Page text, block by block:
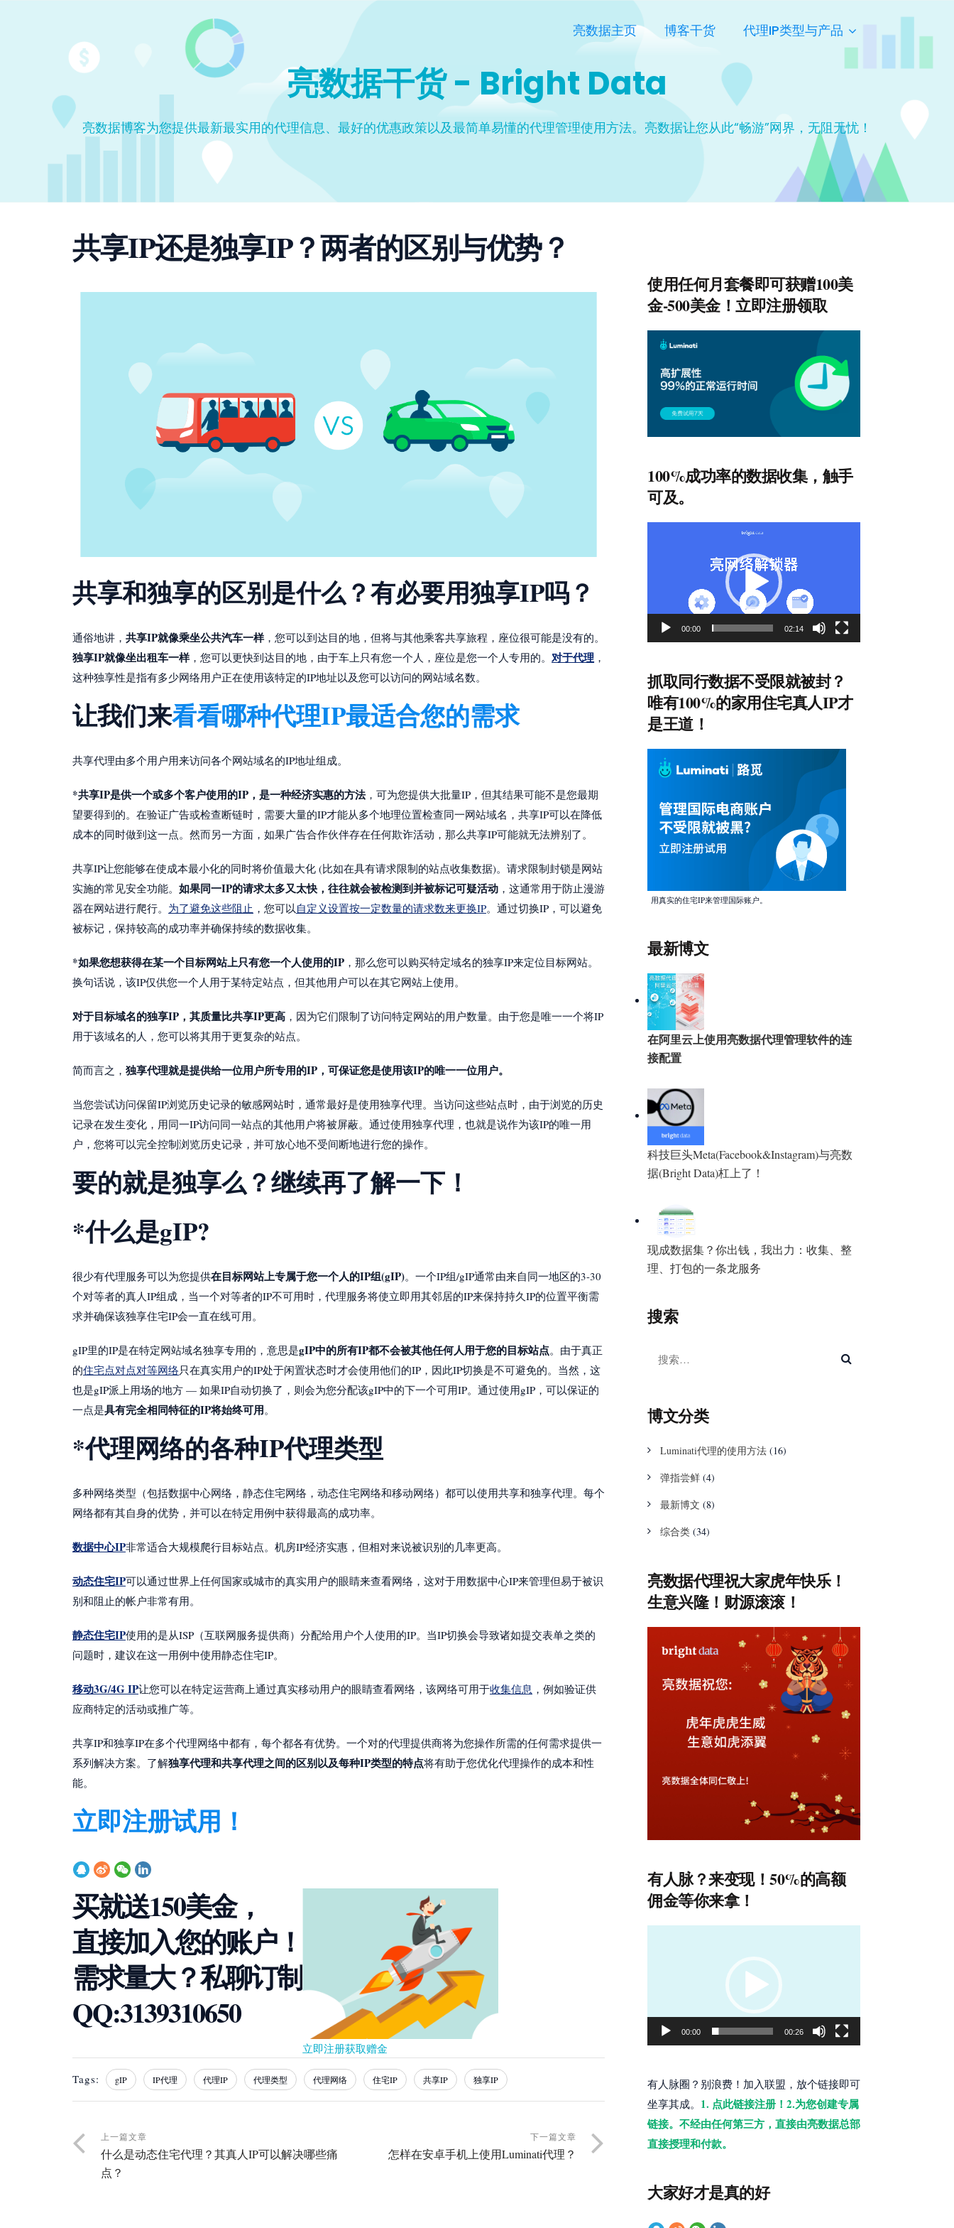
亮数据主页 博客干货 代理IP类型与产品
亮数据干货 - Bright Data
亮数据博客为您提供最新最实用的代理信息、最好的优惠政策以及最简单易懂的代理管理使用方法。亮数据让您从此“畅游”网界，无阻无忧！
共享IP还是独享IP？两者的区别与优势？
共享和独享的区别是什么？有必要用独享IP吗？
通俗地讲， 共享IP就像乘坐公共汽车一样，您可以到达目的地，但将与其他乘客共享旅程，座位很可能是没有的。
独享IP就像坐出租车一样，您可以更快到达目的地，由于车上只有您一个人，座位是您一个人专用的。 对于代理 ，
这种独享性是指有多少网络用户正在使用该特定的IP地址以及您可以访问的网站域名数。
让我们来看看哪种代理IP最适合您的需求
共享代理由多个用户用来访问各个网站域名的IP地址组成。
*共享IP是供一个或多个客户使用的IP，是一种经济实惠的方法，可为您提供大批量IP，但其结果可能不是您最期
望要得到的。在验证广告或检查断链时，需要大量的IP才能从多个地理位置检查同一网站域名，共享IP可以在降低
成本的同时做到这一点。然而另一方面，如果广告合作伙伴存在任何欺诈活动，那么共享IP可能就无法辨别了。
共享IP让您能够在使成本最小化的同时将价值最大化 (比如在具有请求限制的站点收集数据)。请求限制封锁是网站
实施的常见安全功能。 如果同一IP的请求太多又太快，往往就会被检测到并被标记可疑活动 ，这通常用于防止漫游
器在网站进行爬行。 为了避免这些阻止 ，您可以自定义设置按一定数量的请求数来更换IP。通过切换IP，可以避免
被标记，保持较高的成功率并确保持续的数据收集。
*如果您想获得在某一个目标网站上只有您一个人使用的IP ，那么您可以购买特定域名的独享IP来定位目标网站。
换句话说，该IP仅供您一个人用于某特定站点，但其他用户可以在其它网站上使用。
对于目标域名的独享IP，其质量比共享IP更高 ，因为它们限制了访问特定网站的用户数量。由于您是唯一一个将IP
用于该域名的人，您可以将其用于更复杂的站点。
简而言之， 独享代理就是提供给一位用户所专用的IP，可保证您是使用该IP的唯一一位用户。
当您尝试访问保留IP浏览历史记录的敏感网站时，通常最好是使用独享代理。当访问这些站点时，由于浏览的历史
记录在发生变化，用同一IP访问同一站点的其他用户将被屏蔽。通过使用独享代理，也就是说作为该IP的唯一用
户，您将可以完全控制浏览历史记录，并可放心地不受间断地进行您的操作。
要的就是独享么？继续再了解一下！
*什么是gIP?
很少有代理服务可以为您提供在目标网站上专属于您一个人的IP组(gIP)。一个IP组/gIP通常由来自同一地区的3-30
个对等者的真人IP组成，当一个对等者的IP不可用时，代理服务将使立即用其邻居的IP来保持持久IP的位置平衡需
求并确保该独享住宅IP会一直在线可用。
gIP里的IP是在特定网站域名独享专用的，意思是gIP中的所有IP都不会被其他任何人用于您的目标站点。由于真正
的住宅点对点对等网络只在真实用户的IP处于闲置状态时才会使用他们的IP，因此IP切换是不可避免的。当然，这
也是gIP派上用场的地方 — 如果IP自动切换了，则会为您分配该gIP中的下一个可用IP。通过使用gIP，可以保证的
一点是具有完全相同特征的IP将始终可用。
*代理网络的各种IP代理类型
多种网络类型（包括数据中心网络，静态住宅网络，动态住宅网络和移动网络）都可以使用共享和独享代理。每个
网络都有其自身的优势，并可以在特定用例中获得最高的成功率。
数据中心IP非常适合大规模爬行目标站点。机房IP经济实惠，但相对来说被识别的几率更高。
动态住宅IP可以通过世界上任何国家或城市的真实用户的眼睛来查看网络，这对于用数据中心IP来管理但易于被识
别和阻止的帐户非常有用。
静态住宅IP使用的是从ISP（互联网服务提供商）分配给用户个人使用的IP。当IP切换会导致诸如提交表单之类的
问题时，建议在这一用例中使用静态住宅IP。
移动3G/4G IP让您可以在特定运营商上通过真实移动用户的眼睛查看网络，该网络可用于收集信息 ，例如验证供
应商特定的活动或推广等。
共享IP和独享IP在多个代理网络中都有，每个都各有优势。一个对的代理提供商将为您操作所需的任何需求提供一
系列解决方案。了解独享代理和共享代理之间的区别以及每种IP类型的特点将有助于您优化代理操作的成本和性
能。
立即注册试用！
买就送150美金，
直接加入您的账户！
需求量大？私聊订制
QQ:3139310650
立即注册获取赠金
Tags: gIP IP代理 代理IP 代理类型 代理网络 住宅IP 共享IP 独享IP
上一篇文章
什么是动态住宅代理？其真人IP可以解决哪些痛
点？
下一篇文章
怎样在安卓手机上使用Luminati代理？
使用任何月套餐即可获赠100美
金-500美金！立即注册领取
100%成功率的数据收集，触手
可及。
器
00:00 02:14
抓取同行数据不受限就被封？
唯有100%的家用住宅真人IP才
是王道！
用真实的住宅IP来管理国际账户。
最新博文
在阿里云上使用亮数据代理管理软件的连
接配置
科技巨头Meta(Facebook&Instagram)与亮数
据(Bright Data)杠上了！
现成数据集？你出钱，我出力：收集、整
理、打包的一条龙服务
搜索
博文分类
Luminati代理的使用方法 (16)
弹指尝鲜 (4)
最新博文 (8)
综合类 (34)
亮数据代理祝大家虎年快乐！
生意兴隆！财源滚滚！
有人脉？来变现！50%的高额
佣金等你来拿！
器
00:00 00:26
有人脉圈？别浪费！加入联盟，放个链接即可
坐享其成。 1. 点此链接注册！2.为您创建专属
链接。不经由任何第三方，直接由亮数据总部
直接授理和付款。
大家好才是真的好